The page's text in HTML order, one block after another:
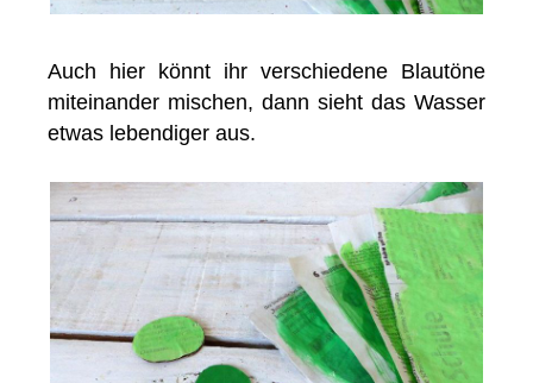
Auch hier könnt ihr verschiedene Blautöne
miteinander mischen, dann sieht das Wasser
etwas lebendiger aus.